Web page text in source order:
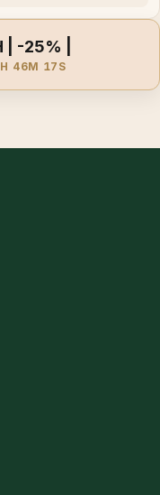
| -25% |
46M 17S